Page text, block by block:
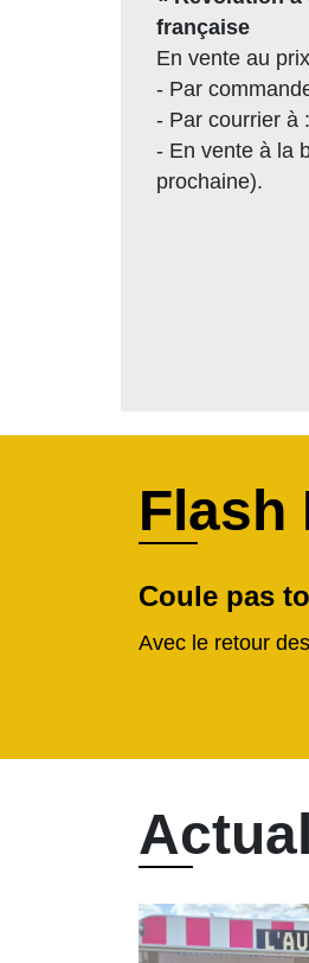
française
En vente au
- Par
- Par courrier à
- En vente à la
prochaine).
Flash
Coule pas
Avec le retour